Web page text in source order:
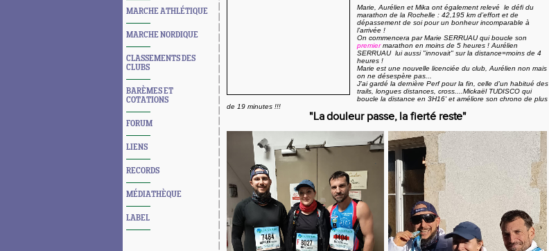
MARCHE ATHLÉTIQUE
MARCHE NORDIQUE
CLASSEMENTS DES
CLUBS
BARÈMES ET
COTATIONS
FORUM
LIENS
RECORDS
MÉDIATHÈQUE
LABEL
Marie, Aurélien et Mika ont également relevé le défi du
marathon de la Rochelle : 42,195 km d’effort et de
dépassement de soi pour un bonheur incomparable à
l’arrivée !
On commencera par Marie SERRUAU qui boucle son
premiermarathon en moins de 5 heures ! Aurélien
SERRUAU lui aussi "innovait" sur la distance=moins de 4
heures !
Marie est une nouvelle licenciée du club, Aurélien non mais
on ne désespère pas...
J'ai gardé la dernière Perf pour la fin, celle d'un habitué des
trails, longues distances, cross....Mickaël TUDISCO qui
boucle la distance en 3H16' et améliore son chrono de plus
de 19 minutes !!!
"La douleur passe, la fierté reste"